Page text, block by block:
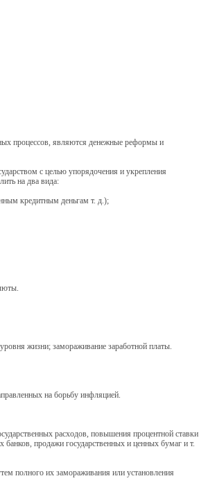
процессов, являются денежные реформы и
с целью упорядочения и укрепления
на два вида:
кредитным деньгам т. д.);
жизни; замораживание заработной платы.
на борьбу инфляцией.
расходов, повышения процентной ставки
продажи государственных и ценных бумаг и т.
полного их замораживания или установления